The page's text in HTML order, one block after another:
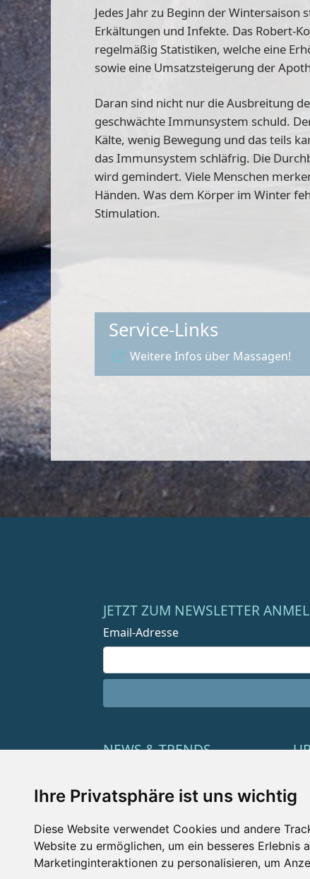
Ihre Privatsphäre ist uns wichtig
Diese Website verwendet Cookies und andere
Website zu ermöglichen, um ein besseres Erlebnis
Marketinginteraktionen zu personalisieren, um
Jedes Jahr zu Beginn der Wintersaison
Erkältungen und Infekte. Das Robert-
regelmäßig Statistiken, welche eine
sowie eine Umsatzsteigerung der
Daran sind nicht nur die Ausbreitung
geschwächte Immunsystem schuld.
Kälte, wenig Bewegung und das teils
das Immunsystem schläfrig. Die
wird gemindert. Viele Menschen
Händen. Was dem Körper im Winter
Stimulation.
Service-Links
Weitere Infos über Massagen!
JETZT ZUM NEWSLETTER
Email-Adresse
NEWS & TRENDS
Aus den Wellnessregionen
Wellness-Trends
Wellness-Produkte